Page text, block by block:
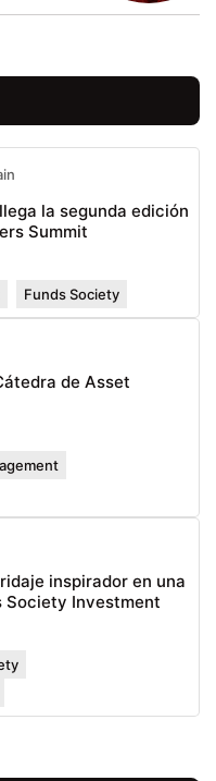
la segunda edición
Summit
Funds Society
de Asset
inspirador en una
Society Investment